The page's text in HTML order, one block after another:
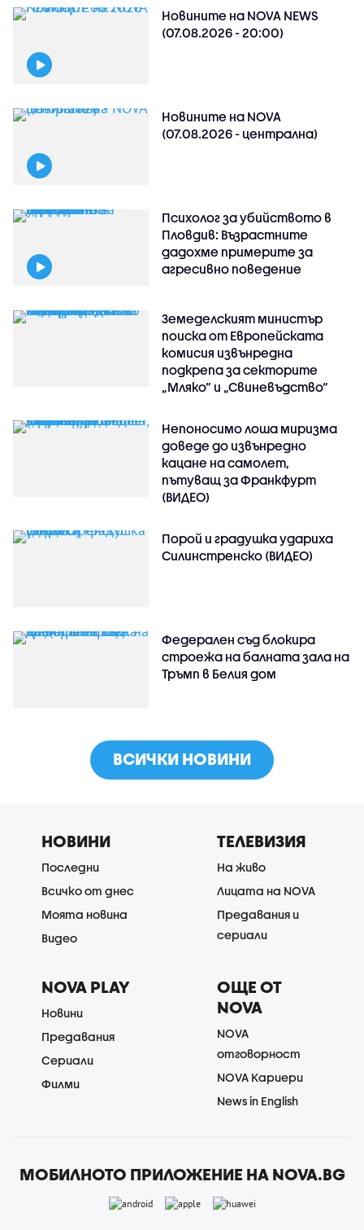
Новините на NOVA NEWS
(07.08.2026 - 20:00)
Новините на NOVA
(07.08.2026 - централна)
Психолог за убийството в
Пловдив: Възрастните
дадохме примерите за
агресивно поведение
Земеделският министър
поиска от Европейската
комисия извънредна
подкрепа за секторите
„Мляко“ и „Свиневъдство“
Непоносимо лоша миризма
доведе до извънредно
кацане на самолет,
пътуващ за Франкфурт
(ВИДЕО)
Порой и градушка удариха
Силинстренско (ВИДЕО)
Федерален съд блокира
строежа на балната зала на
Тръмп в Белия дом
ВСИЧКИ НОВИНИ
НОВИНИ
Последни
Всичко от днес
Моята новина
Видео
ТЕЛЕВИЗИЯ
На живо
Лицата на NOVA
Предавания и
сериали
NOVA PLAY
Новини
Предавания
Сериали
Филми
ОЩЕ ОТ
NOVA
NOVA
отговорност
NOVA Кариери
News in English
МОБИЛНОТО ПРИЛОЖЕНИЕ НА NOVA.BG